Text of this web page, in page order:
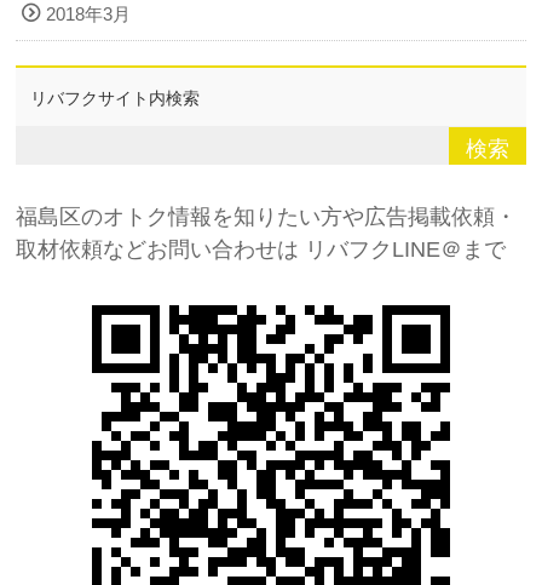
2018年3月
リバフクサイト内検索
福島区のオトク情報を知りたい方や広告掲載依頼・
取材依頼などお問い合わせは リバフクLINE＠まで